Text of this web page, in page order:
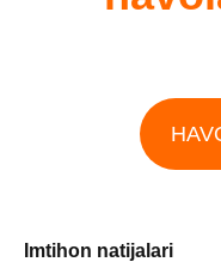
Imtihon natijalari